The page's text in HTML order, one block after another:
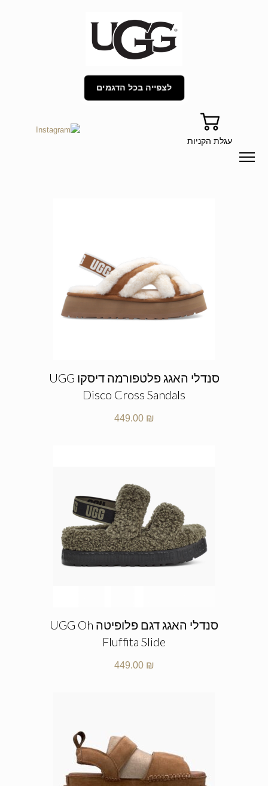
לצפייה בכל הדגמים
עגלת הקניות
סנדלי האגג פלטפורמה דיסקו UGG
Disco Cross Sandals
449.00 ₪
סנדלי האגג דגם פלופיטה UGG Oh
Fluffita Slide
449.00 ₪